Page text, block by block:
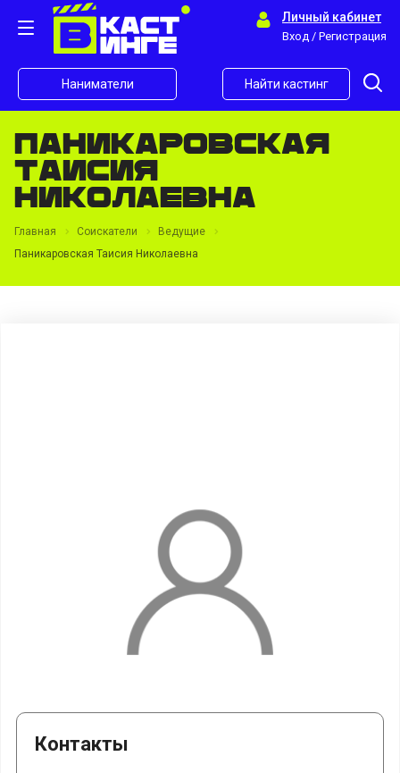
Личный кабинет
Вход / Регистрация
Наниматели Найти кастинг
Паникаровская
Таисия
Николаевна
Главная Соискатели
Ведущие
Паникаровская Таисия Николаевна
Контакты